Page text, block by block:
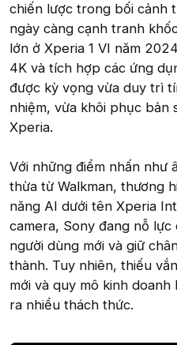
chiến lược trong bối cảnh
ngày càng cạnh tranh
lớn ở Xperia 1 VI năm
4K và tích hợp các ứng
được kỳ vọng vừa duy trì
nhiệm, vừa khôi phục bản
Xperia.
Với những điểm nhấn như
thừa từ Walkman, thương
năng AI dưới tên Xperia
camera, Sony đang nỗ
người dùng mới và giữ
thành. Tuy nhiên, thiếu
mới và quy mô kinh
ra nhiều thách thức.